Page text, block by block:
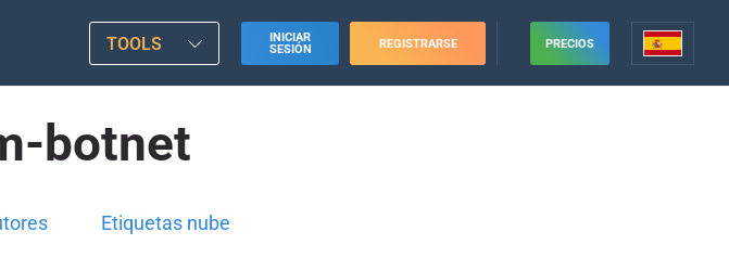
TOOLS
INICIAR
SESIÓN
REGISTRARSE PRECIOS
botnet
Etiquetas nube